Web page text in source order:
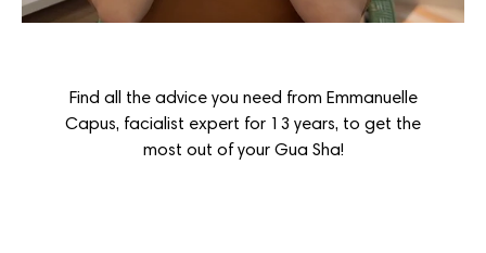
Find all the advice you need from Emmanuelle
Capus, facialist expert for 13 years, to get the
most out of your Gua Sha!